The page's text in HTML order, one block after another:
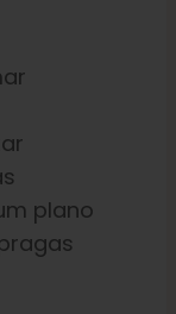
plano